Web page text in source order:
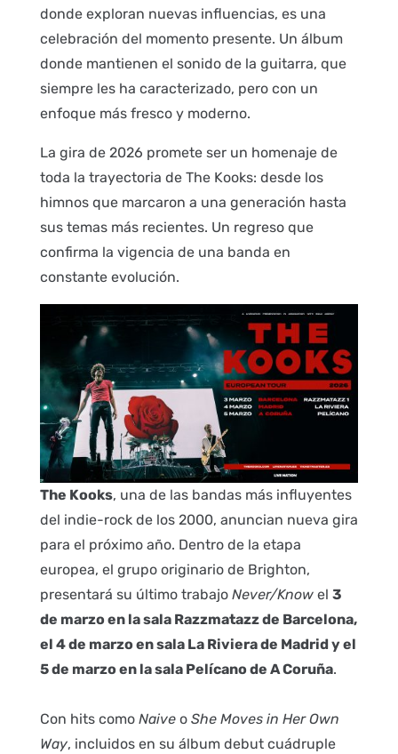
donde exploran nuevas influencias, es una
celebración del momento presente. Un álbum
donde mantienen el sonido de la guitarra, que
siempre les ha caracterizado, pero con un
enfoque más fresco y moderno.
La gira de 2026 promete ser un homenaje de
toda la trayectoria de The Kooks: desde los
himnos que marcaron a una generación hasta
sus temas más recientes. Un regreso que
confirma la vigencia de una banda en
constante evolución.
The Kooks, una de las bandas más influyentes
del indie-rock de los 2000, anuncian nueva gira
para el próximo año. Dentro de la etapa
europea, el grupo originario de Brighton,
presentará su último trabajo Never/Know el 3
de marzo en la sala Razzmatazz de Barcelona,
el 4 de marzo en sala La Riviera de Madrid y el
5 de marzo en la sala Pelícano de A Coruña.
Con hits como Naiveo She Moves in Her Own
Way, incluidos en su álbum debut cuádruple